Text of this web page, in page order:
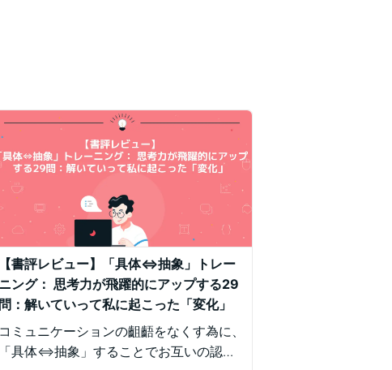
【書評レビュー】「具体⇔抽象」トレー
ニング： 思考力が飛躍的にアップする29
問：解いていって私に起こった「変化」
コミュニケーションの齟齬をなくす為に、
「具体⇔抽象」することでお互いの認識